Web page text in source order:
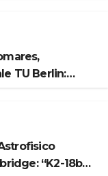
TU Berlin:
“K2-18b